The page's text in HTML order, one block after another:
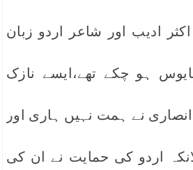
ادیب اور شاعر اردو زبان
ہو چکے تھے،ایسے نازک
نے ہمت نہیں ہاری اور
اردو کی حمایت نے ان کی